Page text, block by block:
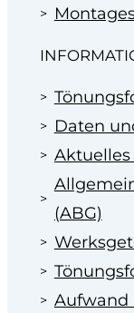
Daten
(ABG)
Aufwand